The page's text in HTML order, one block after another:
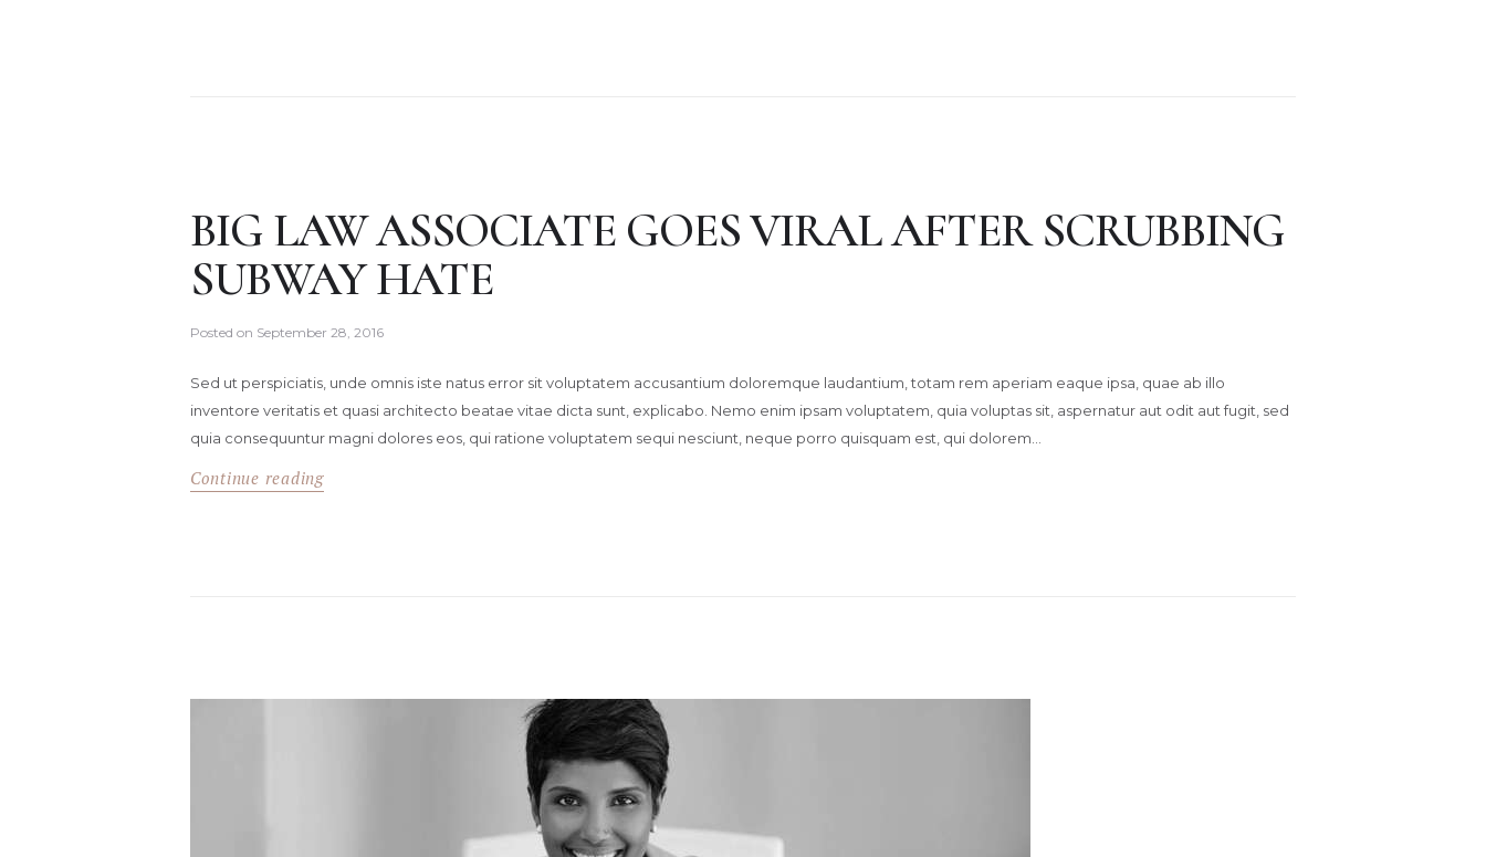
BIG LAW ASSOCIATE GOES VIRAL AFTER SCRUBBING
SUBWAY HATE
Posted on September 28, 2016
Sed ut perspiciatis, unde omnis iste natus error sit voluptatem accusantium doloremque laudantium, totam rem aperiam eaque ipsa, quae ab illo
inventore veritatis et quasi architecto beatae vitae dicta sunt, explicabo. Nemo enim ipsam voluptatem, quia voluptas sit, aspernatur aut odit aut fugit, sed
quia consequuntur magni dolores eos, qui ratione voluptatem sequi nesciunt, neque porro quisquam est, qui dolorem…
Continue reading